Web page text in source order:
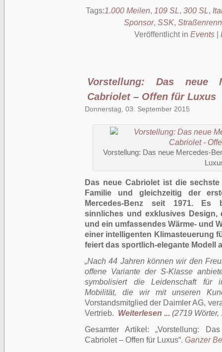
Tags:1.000 Meilen, 109 SL, 300 SL,
Sponsor, SSK,
Veröffentlicht in Events
Vorstellung: Das neue
Cabriolet – Offen für Luxus
Donnerstag, 03. September 2015
Vorstellung: Das neue Mercedes-
Das neue Cabriolet ist die
Familie und gleichzeitig der
Mercedes-Benz seit 1971. Es
sinnliches und exklusives Design,
und ein umfassendes Wärme- und
einer intelligenten Klimasteuerung
feiert das sportlich-elegante Modell
„Nach 44 Jahren können wir den
offene Variante der S-Klasse
symbolisiert die Leidenschaft für
Mobilität, die wir mit unseren
Vorstandsmitglied der Daimler AG,
Vertrieb. Weiterlesen ... (2719 Wörter,
Gesamter Artikel: Vorstellung:
Cabriolet – Offen für Luxus . Ganzer